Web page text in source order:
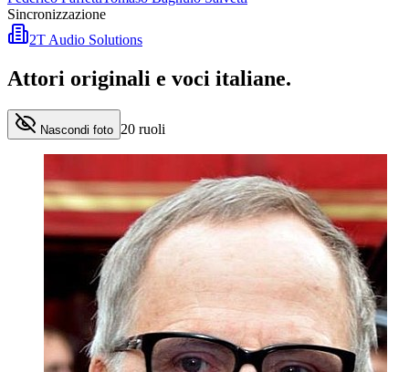
Sincronizzazione
2T Audio Solutions
Attori originali e voci italiane.
Nascondi foto 20 ruoli